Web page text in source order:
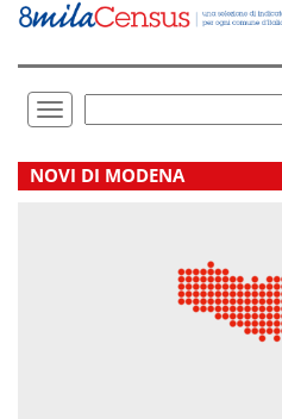
Vai
direttamente
Toggle
navigation
.
NOVI DI MODENA